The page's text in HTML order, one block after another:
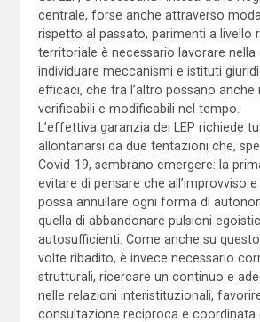
centrale, forse anche attraverso
rispetto al passato, parimenti a livello
territoriale è necessario lavorare nella
individuare meccanismi e istituti
efficaci, che tra l’altro possano anche
verificabili e modificabili nel tempo.
L’effettiva garanzia dei LEP richiede
allontanarsi da due tentazioni che,
Covid-19, sembrano emergere: la
evitare di pensare che all’improvviso
possa annullare ogni forma di
quella di abbandonare pulsioni
autosufficienti. Come anche su
volte ribadito, è invece necessario
strutturali, ricercare un continuo e
nelle relazioni interistituzionali,
consultazione reciproca e coordinata